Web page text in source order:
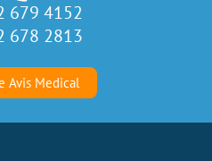
679 4152
678 2813
Avis Medical